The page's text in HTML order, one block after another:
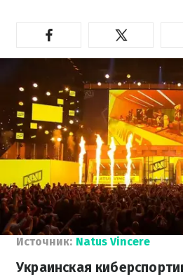
Источник: Natus Vincere
Украинская